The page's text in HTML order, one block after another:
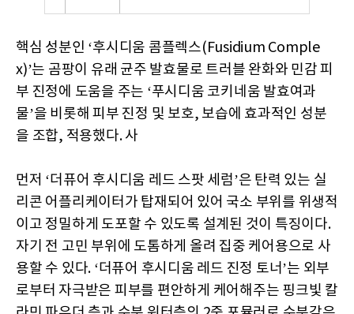
핵심 성분인 ‘후시디움 콤플렉스(Fusidium Comple
x)’는 곰팡이 유래 균주 발효물로 트러블 완화와 민감 피
부 진정에 도움을 주는 ‘푸시디움 코키네움 발효여과
물’을 비롯해 피부 진정 및 보호, 보습에 효과적인 성분
을 조합, 적용했다. 사
먼저 ‘더퓨어 후시디움 레드 스팟 세럼’은 탄력 있는 실
리콘 어플리케이터 가 탑재되어 있어 국소 부위를 위생적
이고 정밀하게 도포할 수 있도록 설계 된 것이 특징이다.
자기 전 고민 부위에 도톰하게 올려 집중 케어용으로 사
용할 수 있다. ‘더퓨어 후시디움 레드 진정 토너’는 외부
로부터 자극받은 피부를 편안하게 케어해주는 핑크빛 칼